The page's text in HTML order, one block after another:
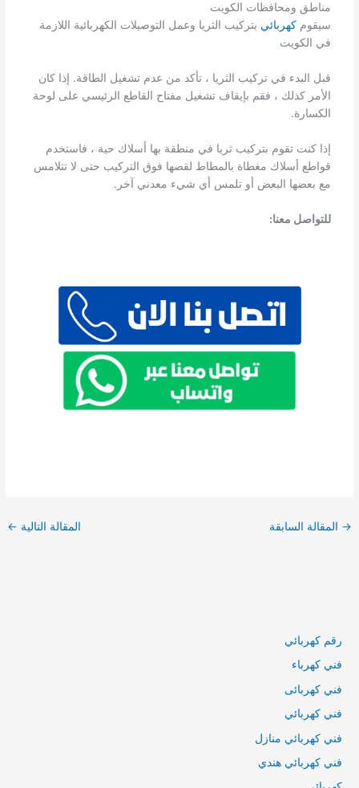
مناطق ومحافظات الكويت
سيقوم كهربائي بتركيب الثريا وعمل التوصيلات الكهربائية اللازمة
في الكويت
قبل البدء في تركيب الثريا ، تأكد من عدم تشغيل الطاقة. إذا كان
الأمر كذلك ، فقم بإيقاف تشغيل مفتاح القاطع الرئيسي على لوحة
الكسارة.
إذا كنت تقوم بتركيب ثريا في منطقة بها أسلاك حية ، فاستخدم
قواطع أسلاك مغطاة بالمطاط لقصها فوق التركيب حتى لا تتلامس
مع بعضها البعض أو تلمس أي شيء معدني آخر.
للتواصل معنا:
→ المقالة السابقة المقالة التالية ←
رقم كهربائي
فني كهرباء
فني كهربائى
فني كهربائي
فني كهربائي منازل
فني كهربائي هندي